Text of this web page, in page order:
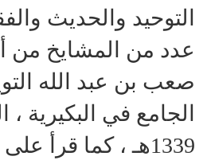
التوحيد والحديث
عدد من المشايخ من
صعب بن عبد الله
الجامع في البكيرية
1339هـ ، كما قرأ